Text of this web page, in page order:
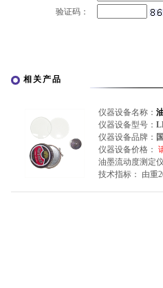
验证码：
相关产品
仪器设备名称：
仪器设备型号：
仪器设备品牌：
仪器设备价格：
油墨流动度测定
技术指标： 由重